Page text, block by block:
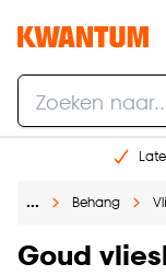
… Behang
Goud